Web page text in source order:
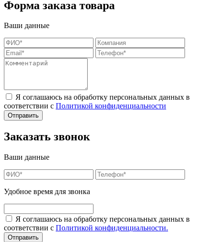
Форма заказа товара
Ваши данные
Я соглашаюсь на обработку персональных данных в
соответствии с Политикой конфиденциальности
Заказать звонок
Ваши данные
Удобное время для звонка
Я соглашаюсь на обработку персональных данных в
соответствии с Политикой конфиденциальности.